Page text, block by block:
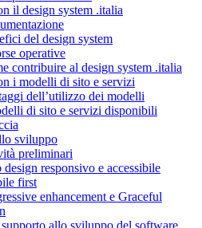
il design system .italia
del design system
operative
contribuire al design system .italia
i modelli di sito e servizi
dell’utilizzo dei modelli
di sito e servizi disponibili
sviluppo
preliminari
design responsivo e accessibile
first
enhancement e Graceful
allo sviluppo del software